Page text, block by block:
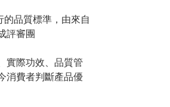
品質標準，由來自
評審團
實際功效、品質管
消費者判斷產品優